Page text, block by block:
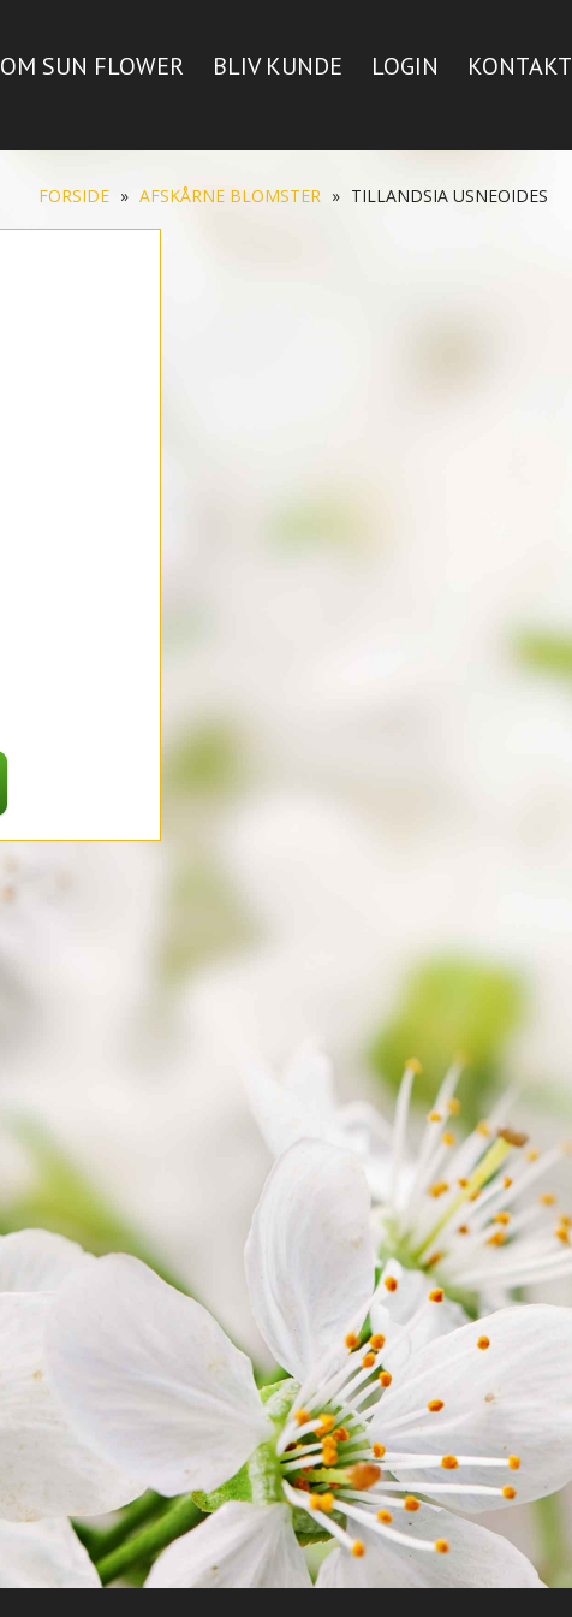
OM SUN FLOWER BLIV KUNDE LOGIN KONTAKT
FORSIDE » AFSKÅRNE BLOMSTER » TILLANDSIA USNEOIDES